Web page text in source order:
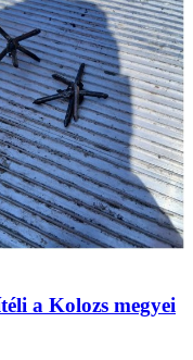
a Kolozs megyei